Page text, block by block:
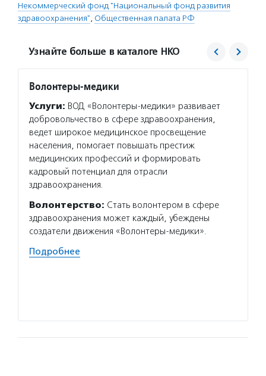
Некоммерческий фонд "Национальный фонд развития
здравоохранения", Общественная палата РФ
Узнайте больше в каталоге НКО
Волонтеры-медики
Услуги: ВОД «Волонтеры-медики» развивает
добровольчество в сфере здравоохранения,
ведет широкое медицинское просвещение
населения, помогает повышать престиж
медицинских профессий и формировать
кадровый потенциал для отрасли
здравоохранения.
Волонтерство: Стать волонтером в сфере
здравоохранения может каждый, убеждены
создатели движения «Волонтеры-медики».
Подробнее